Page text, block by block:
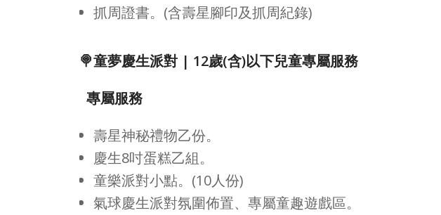
抓周證書。(含壽星腳印及抓周紀錄)
🍭童夢慶生派對 | 12歲(含)以下兒童專屬服務
專屬服務
壽星神秘禮物乙份。
慶生8吋蛋糕乙組。
童樂派對小點。(10人份)
氣球慶生派對氛圍佈置、專屬童趣遊戲區。